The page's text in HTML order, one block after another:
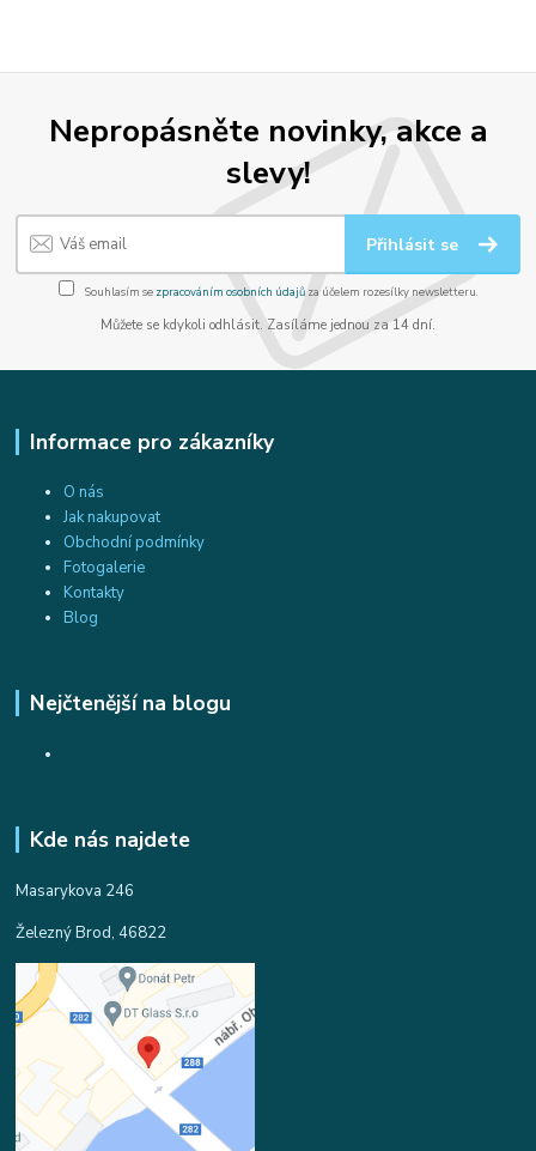
Nepropásněte novinky, akce a
slevy!
Přihlásit se
Souhlasím se zpracováním osobních údajůza účelem rozesílky newsletteru.
Můžete se kdykoli odhlásit. Zasíláme jednou za 14 dní.
Informace pro zákazníky
O nás
Jak nakupovat
Obchodní podmínky
Fotogalerie
Kontakty
Blog
Nejčtenější na blogu
Kde nás najdete
Masarykova 246
Železný Brod, 46822